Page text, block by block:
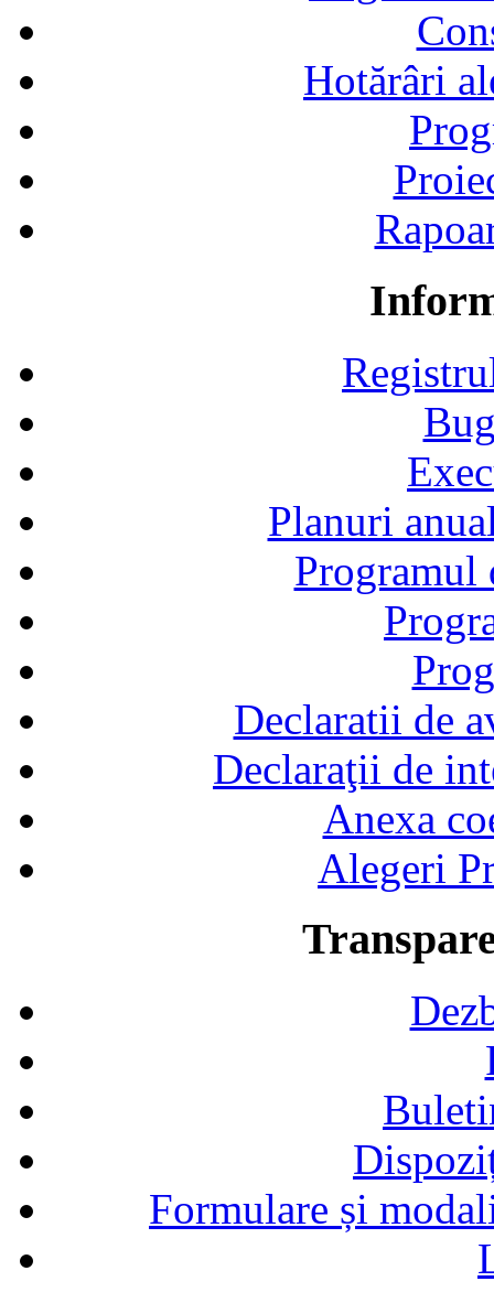
Hotărâri
Planuri
Declaratii de
Declaraţii de
Anexa
Alegeri
Formulare și